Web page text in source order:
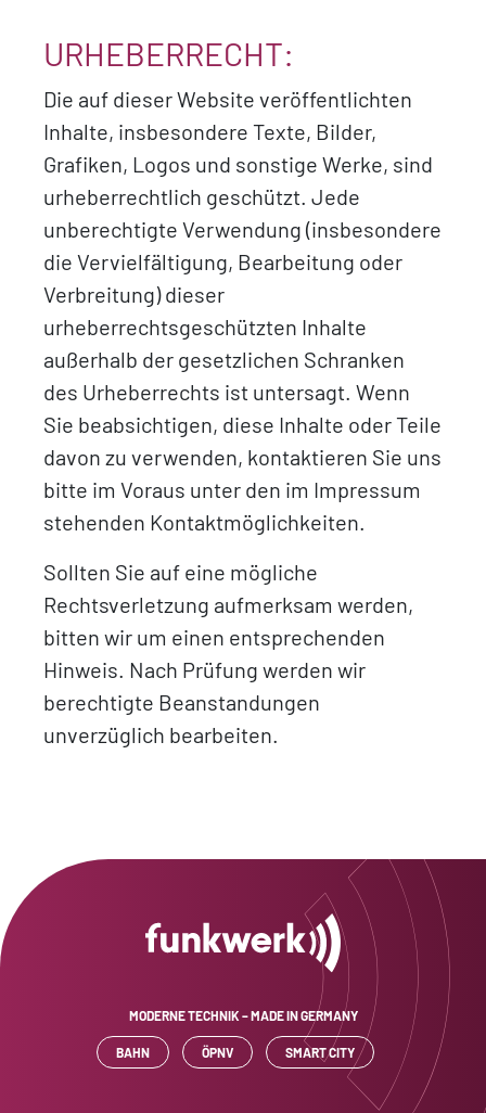
URHEBERRECHT:
Die auf dieser Website veröffentlichten
Inhalte, insbesondere Texte, Bilder,
Grafiken, Logos und sonstige Werke, sind
urheberrechtlich geschützt. Jede
unberechtigte Verwendung (insbesondere
die Vervielfältigung, Bearbeitung oder
Verbreitung) dieser
urheberrechtsgeschützten Inhalte
außerhalb der gesetzlichen Schranken
des Urheberrechts ist untersagt. Wenn
Sie beabsichtigen, diese Inhalte oder Teile
davon zu verwenden, kontaktieren Sie uns
bitte im Voraus unter den im Impressum
stehenden Kontaktmöglichkeiten.
Sollten Sie auf eine mögliche
Rechtsverletzung aufmerksam werden,
bitten wir um einen entsprechenden
Hinweis. Nach Prüfung werden wir
berechtigte Beanstandungen
unverzüglich bearbeiten.
MODERNE TECHNIK – MADE IN GERMANY
BAHN ÖPNV SMART CITY